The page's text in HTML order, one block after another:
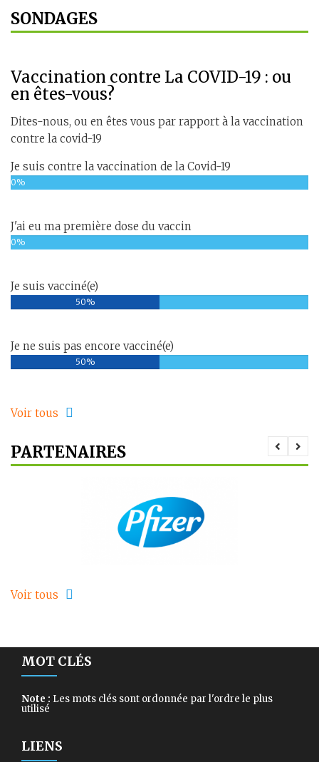
SONDAGES
Vaccination contre La COVID-19 : ou
en êtes-vous?
Dites-nous, ou en êtes vous par rapport à la vaccination
contre la covid-19
Je suis contre la vaccination de la Covid-19
0%
J'ai eu ma première dose du vaccin
0%
Je suis vacciné(e)
50%
Je ne suis pas encore vacciné(e)
50%
Voir tous
PARTENAIRES
Voir tous
MOT CLÉS
Note : Les mots clés sont ordonnée par l'ordre le plus
utilisé
LIENS